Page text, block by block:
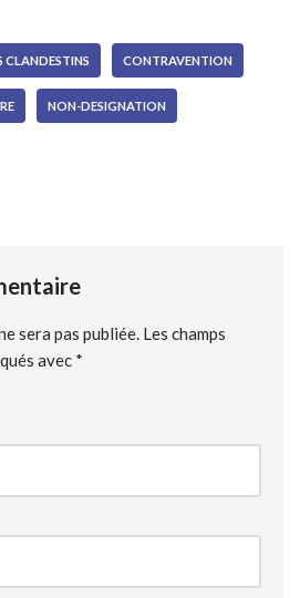
CLANDESTINS CONTRAVENTION
NON-DESIGNATION
sera pas publiée. Les champs
avec *